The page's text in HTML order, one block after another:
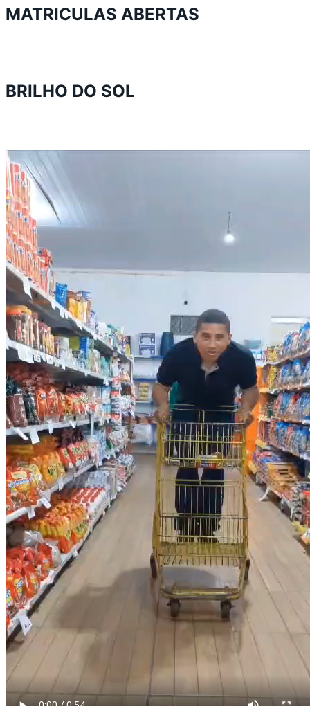
MATRICULAS ABERTAS
BRILHO DO SOL